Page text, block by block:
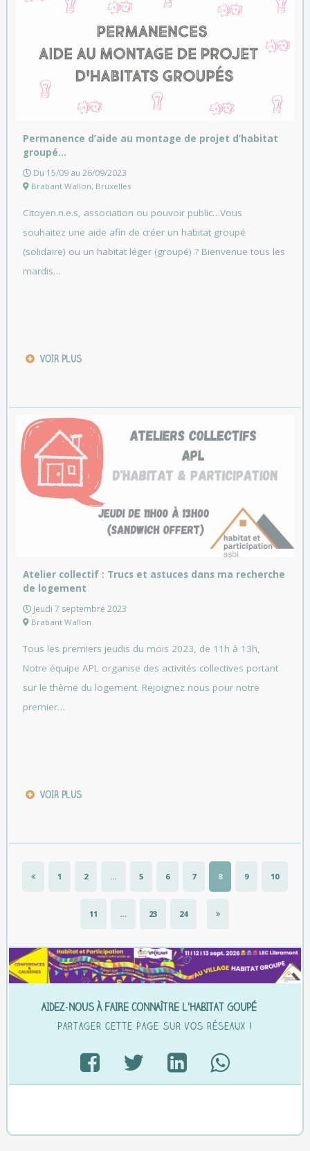
Permanence d’aide au montage de projet d’habitat
groupé…
Du 15/09 au 26/09/2023
Brabant Wallon, Bruxelles
Citoyen.n.e.s, association ou pouvoir public…Vous
souhaitez une aide afin de créer un habitat groupé
(solidaire) ou un habitat léger (groupé) ? Bienvenue tous les
mardis…
VOIR PLUS
Atelier collectif : Trucs et astuces dans ma recherche
de logement
Jeudi 7 septembre 2023
Brabant Wallon
Tous les premiers jeudis du mois 2023, de 11h à 13h,
Notre équipe APL organise des activités collectives portant
sur le thème du logement. Rejoignez nous pour notre
premier…
VOIR PLUS
1 2 … 5 6 7 8 9 10
11 … 23 24
AIDEZ-NOUS À FAIRE CONNAÎTRE L’HABITAT GOUPÉ…
Partager cette page sur vos réseaux !